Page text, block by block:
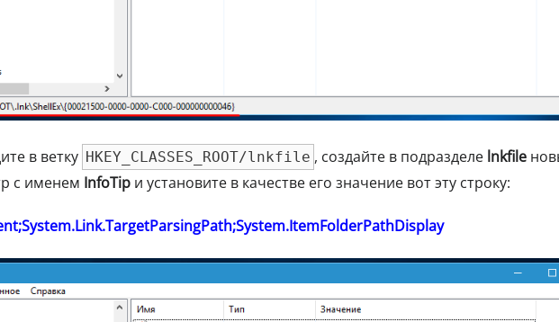
в ветку HKEY_CLASSES_ROOT/lnkfile , создайте в подразделе lnkfile
с именем InfoTip и установите в качестве его значение вот эту строку: